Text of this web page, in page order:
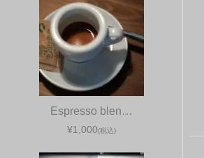
Espresso blen…
¥1,000(税込)